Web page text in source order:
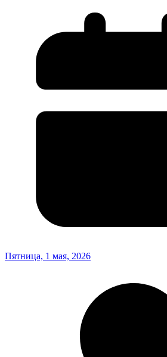
Пятница, 1 мая, 2026